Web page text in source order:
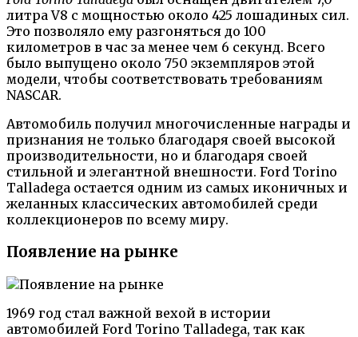
литра V8 с мощностью около 425 лошадиных сил.
Это позволяло ему разгоняться до 100
километров в час за менее чем 6 секунд. Всего
было выпущено около 750 экземпляров этой
модели, чтобы соответствовать требованиям
NASCAR.
Автомобиль получил многочисленные награды и
признания не только благодаря своей высокой
производительности, но и благодаря своей
стильной и элегантной внешности. Ford Torino
Talladega остается одним из самых иконичных и
желанных классических автомобилей среди
коллекционеров по всему миру.
Появление на рынке
1969 год стал важной вехой в истории
автомобилей Ford Torino Talladega, так как